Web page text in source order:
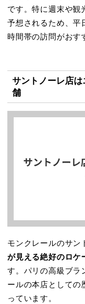
です。特に週末や観
予想されるため、平
時間帯の訪問がおす
サントノーレ店
舗
モンクレールのサン
が見える絶好のロケ
す。パリの高級ブラ
ールの本店としての
っています。